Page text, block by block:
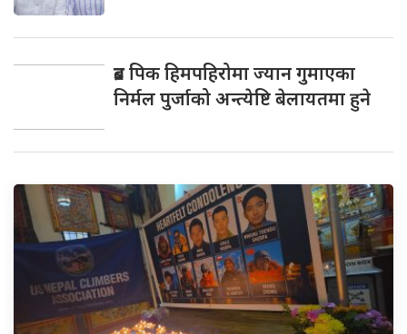
ब्रड पिक हिमपहिरोमा ज्यान गुमाएका
निर्मल पुर्जाको अन्त्येष्टि बेलायतमा हुने